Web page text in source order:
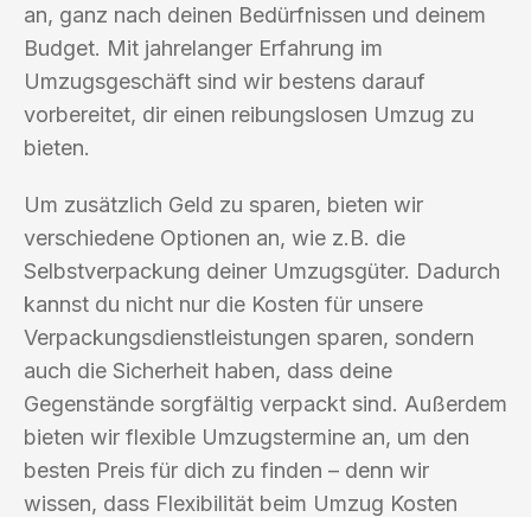
an, ganz nach deinen Bedürfnissen und deinem
Budget. Mit jahrelanger Erfahrung im
Umzugsgeschäft sind wir bestens darauf
vorbereitet, dir einen reibungslosen Umzug zu
bieten.
Um zusätzlich Geld zu sparen, bieten wir
verschiedene Optionen an, wie z.B. die
Selbstverpackung deiner Umzugsgüter. Dadurch
kannst du nicht nur die Kosten für unsere
Verpackungsdienstleistungen sparen, sondern
auch die Sicherheit haben, dass deine
Gegenstände sorgfältig verpackt sind. Außerdem
bieten wir flexible Umzugstermine an, um den
besten Preis für dich zu finden – denn wir
wissen, dass Flexibilität beim Umzug Kosten